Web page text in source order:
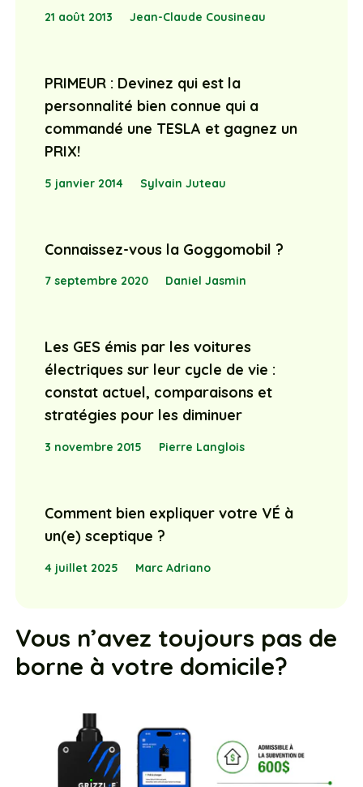
21 août 2013 Jean-Claude Cousineau
PRIMEUR : Devinez qui est la
personnalité bien connue qui a
commandé une TESLA et gagnez un
PRIX!
5 janvier 2014 Sylvain Juteau
Connaissez-vous la Goggomobil ?
7 septembre 2020 Daniel Jasmin
Les GES émis par les voitures
électriques sur leur cycle de vie :
constat actuel, comparaisons et
stratégies pour les diminuer
3 novembre 2015 Pierre Langlois
Comment bien expliquer votre VÉ à
un(e) sceptique ?
4 juillet 2025 Marc Adriano
Vous n’avez toujours pas de
borne à votre domicile?